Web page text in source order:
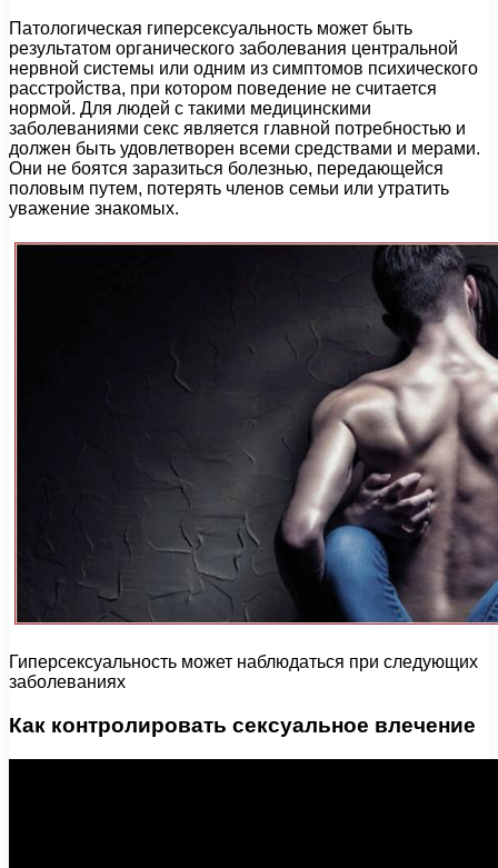
Патологическая гиперсексуальность может быть
результатом органического заболевания центральной
нервной системы или одним из симптомов психического
расстройства, при котором поведение не считается
нормой. Для людей с такими медицинскими
заболеваниями секс является главной потребностью и
должен быть удовлетворен всеми средствами и мерами.
Они не боятся заразиться болезнью, передающейся
половым путем, потерять членов семьи или утратить
уважение знакомых.
Гиперсексуальность может наблюдаться при следующих
заболеваниях
Как контролировать сексуальное влечение